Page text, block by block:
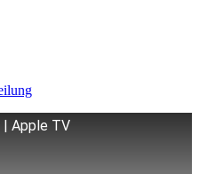
Apple TV